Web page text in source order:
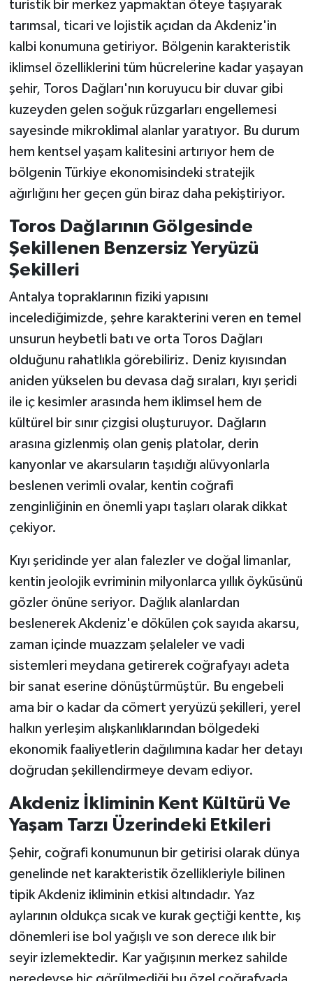
turistik bir merkez yapmaktan öteye taşıyarak
tarımsal, ticari ve lojistik açıdan da Akdeniz'in
kalbi konumuna getiriyor. Bölgenin karakteristik
iklimsel özelliklerini tüm hücrelerine kadar yaşayan
şehir, Toros Dağları'nın koruyucu bir duvar gibi
kuzeyden gelen soğuk rüzgarları engellemesi
sayesinde mikroklimal alanlar yaratıyor. Bu durum
hem kentsel yaşam kalitesini artırıyor hem de
bölgenin Türkiye ekonomisindeki stratejik
ağırlığını her geçen gün biraz daha pekiştiriyor.
Toros Dağlarının Gölgesinde
Şekillenen Benzersiz Yeryüzü
Şekilleri
Antalya topraklarının fiziki yapısını
incelediğimizde, şehre karakterini veren en temel
unsurun heybetli batı ve orta Toros Dağları
olduğunu rahatlıkla görebiliriz. Deniz kıyısından
aniden yükselen bu devasa dağ sıraları, kıyı şeridi
ile iç kesimler arasında hem iklimsel hem de
kültürel bir sınır çizgisi oluşturuyor. Dağların
arasına gizlenmiş olan geniş platolar, derin
kanyonlar ve akarsuların taşıdığı alüvyonlarla
beslenen verimli ovalar, kentin coğrafi
zenginliğinin en önemli yapı taşları olarak dikkat
çekiyor.
Kıyı şeridinde yer alan falezler ve doğal limanlar,
kentin jeolojik evriminin milyonlarca yıllık öyküsünü
gözler önüne seriyor. Dağlık alanlardan
beslenerek Akdeniz'e dökülen çok sayıda akarsu,
zaman içinde muazzam şelaleler ve vadi
sistemleri meydana getirerek coğrafyayı adeta
bir sanat eserine dönüştürmüştür. Bu engebeli
ama bir o kadar da cömert yeryüzü şekilleri, yerel
halkın yerleşim alışkanlıklarından bölgedeki
ekonomik faaliyetlerin dağılımına kadar her detayı
doğrudan şekillendirmeye devam ediyor.
Akdeniz İkliminin Kent Kültürü Ve
Yaşam Tarzı Üzerindeki Etkileri
Şehir, coğrafi konumunun bir getirisi olarak dünya
genelinde net karakteristik özellikleriyle bilinen
tipik Akdeniz ikliminin etkisi altındadır. Yaz
aylarının oldukça sıcak ve kurak geçtiği kentte, kış
dönemleri ise bol yağışlı ve son derece ılık bir
seyir izlemektedir. Kar yağışının merkez sahilde